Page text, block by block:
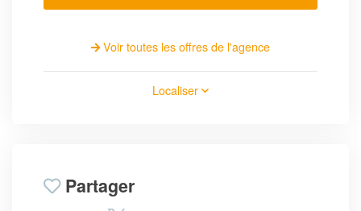
Voir toutes les offres de l'agence
Localiser
Partager